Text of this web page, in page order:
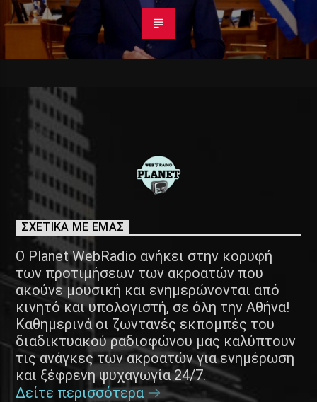
ΣΧΕΤΙΚΑ ΜΕ ΕΜΑΣ
Ο Planet WebRadio ανήκει στην κορυφή
των προτιμήσεων των ακροατών που
ακούνε μουσική και ενημερώνονται από
κινητό και υπολογιστή, σε όλη την Αθήνα!
Καθημερινά οι ζωντανές εκπομπές του
διαδικτυακού ραδιοφώνου μας καλύπτουν
τις ανάγκες των ακροατών για ενημέρωση
και ξέφρενη ψυχαγωγία 24/7.
Δείτε περισσότερα